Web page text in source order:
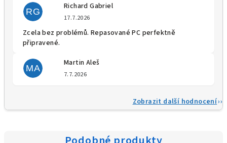
RG
Richard Gabriel
17.7.2026
Zcela bez problémů. Repasované PC perfektně
připravené.
MA
Martin Aleš
7.7.2026
Zobrazit další hodnocení